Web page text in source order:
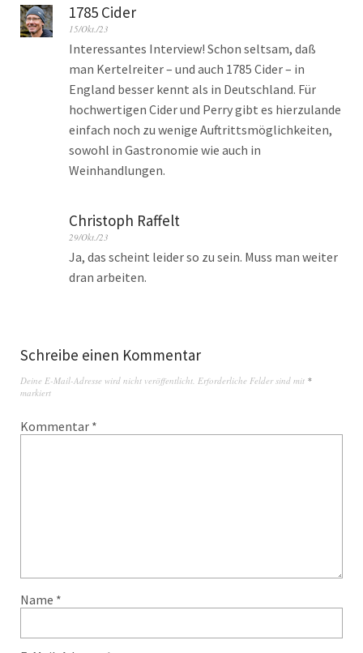
1785 Cider
15/Okt./23
Interessantes Interview! Schon seltsam, daß
man Kertelreiter – und auch 1785 Cider – in
England besser kennt als in Deutschland. Für
hochwertigen Cider und Perry gibt es hierzulande
einfach noch zu wenige Auftrittsmöglichkeiten,
sowohl in Gastronomie wie auch in
Weinhandlungen.
Christoph Raffelt
29/Okt./23
Ja, das scheint leider so zu sein. Muss man weiter
dran arbeiten.
Schreibe einen Kommentar
Deine E-Mail-Adresse wird nicht veröffentlicht. Erforderliche Felder sind mit *
markiert
Kommentar *
Name *